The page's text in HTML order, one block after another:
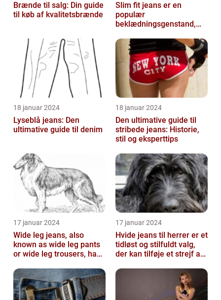
Brænde til salg: Din guide
til køb af kvalitetsbrænde
Slim fit jeans er en
populær
beklædningsgenstand,
piger verden over
18 januar 2024
Lyseblå jeans: Den
ultimative guide til denim
18 januar 2024
Den ultimative guide til
stribede jeans: Historie,
stil og eksperttips
17 januar 2024
Wide leg jeans, also
known as wide leg pants
or wide leg trousers, have
fashion tre...
17 januar 2024
Hvide jeans til herrer er et
tidløst og stilfuldt valg,
der kan tilføje et strejf af